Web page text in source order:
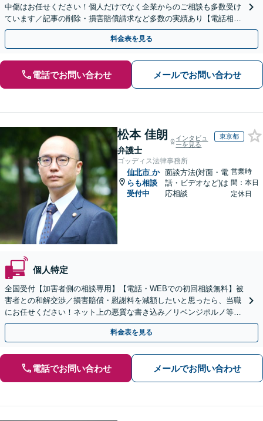
中傷はお任せください！個人だけでなく企業からのご相談も多数受け
ています／記事の削除・損害賠償請求など多数の実績あり【電話相談
可】【初回相談無料】【夜間休日面談可】
料金表を見る
電話でお問い合わせ メールでお問い合わせ
松本 佳朗
弁護士
インタビュ
ーを見る
東京都
ゴッディス法律事務所
仙北市 か
らも相談
受付中
面談方法(対面・電
話・ビデオなど)は
応相談
営業時
間：本日
定休日
個人特定
全国受付【加害者側の相談専用】【電話・WEBでの初回相談無料】被
害者との和解交渉／損害賠償・慰謝料を減額したいと思ったら、当職
にお任せください！ネット上の悪質な書き込み／リベンジポルノ等、
代表弁護士が最後まで対応【関東エリア以外の相談も可】
料金表を見る
電話でお問い合わせ メールでお問い合わせ